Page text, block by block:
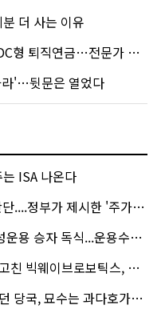
더 사는 이유
퇴직연금…전문가 조언은
'…뒷문은 열었다
ISA 나온다
제시한 '주가 누르기' 방지법
식...운용수익 미래에셋의 6배
웨이브로보틱스, 수요예측
, 묘수는 과다호가부담금?